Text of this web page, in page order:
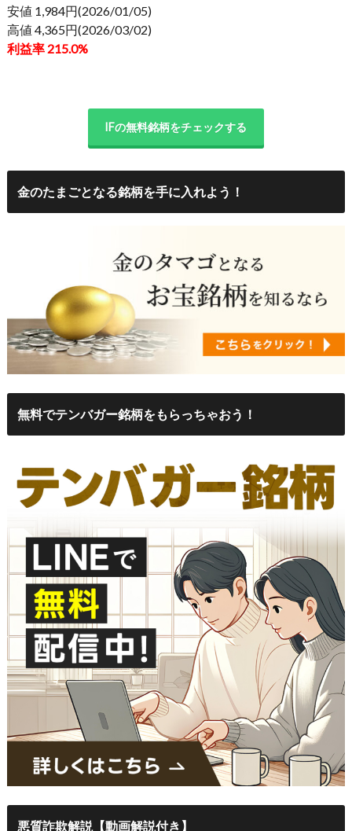
安値 1,984円(2026/01/05)
高値 4,365円(2026/03/02)
利益率 215.0%
IFの無料銘柄をチェックする
金のたまごとなる銘柄を手に入れよう！
無料でテンバガー銘柄をもらっちゃおう！
悪質詐欺解説【動画解説付き】